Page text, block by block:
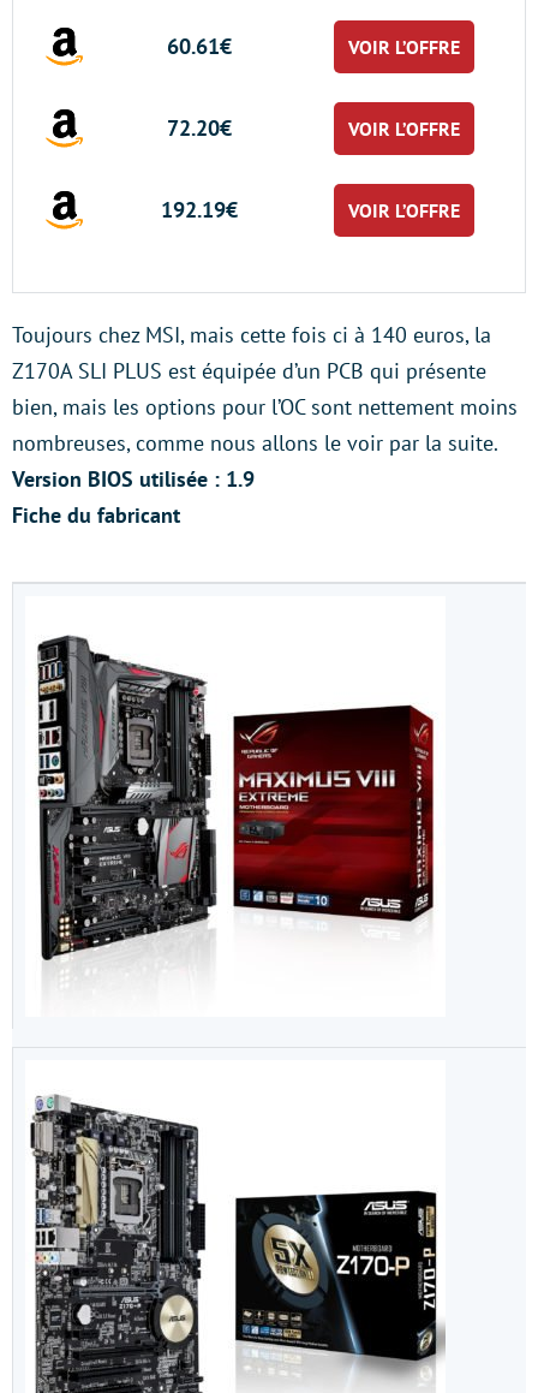
60.61€ VOIR L’OFFRE
72.20€ VOIR L’OFFRE
192.19€ VOIR L’OFFRE
Toujours chez MSI, mais cette fois ci à 140 euros, la
Z170A SLI PLUS est équipée d’un PCB qui présente
bien, mais les options pour l’OC sont nettement moins
nombreuses, comme nous allons le voir par la suite.
Version BIOS utilisée : 1.9
Fiche du fabricant